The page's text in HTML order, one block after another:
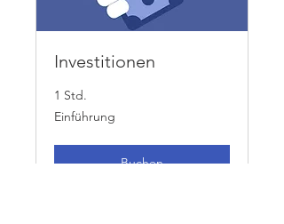
Investitionen
1 Std.
Einführung
Einführung
Buchen